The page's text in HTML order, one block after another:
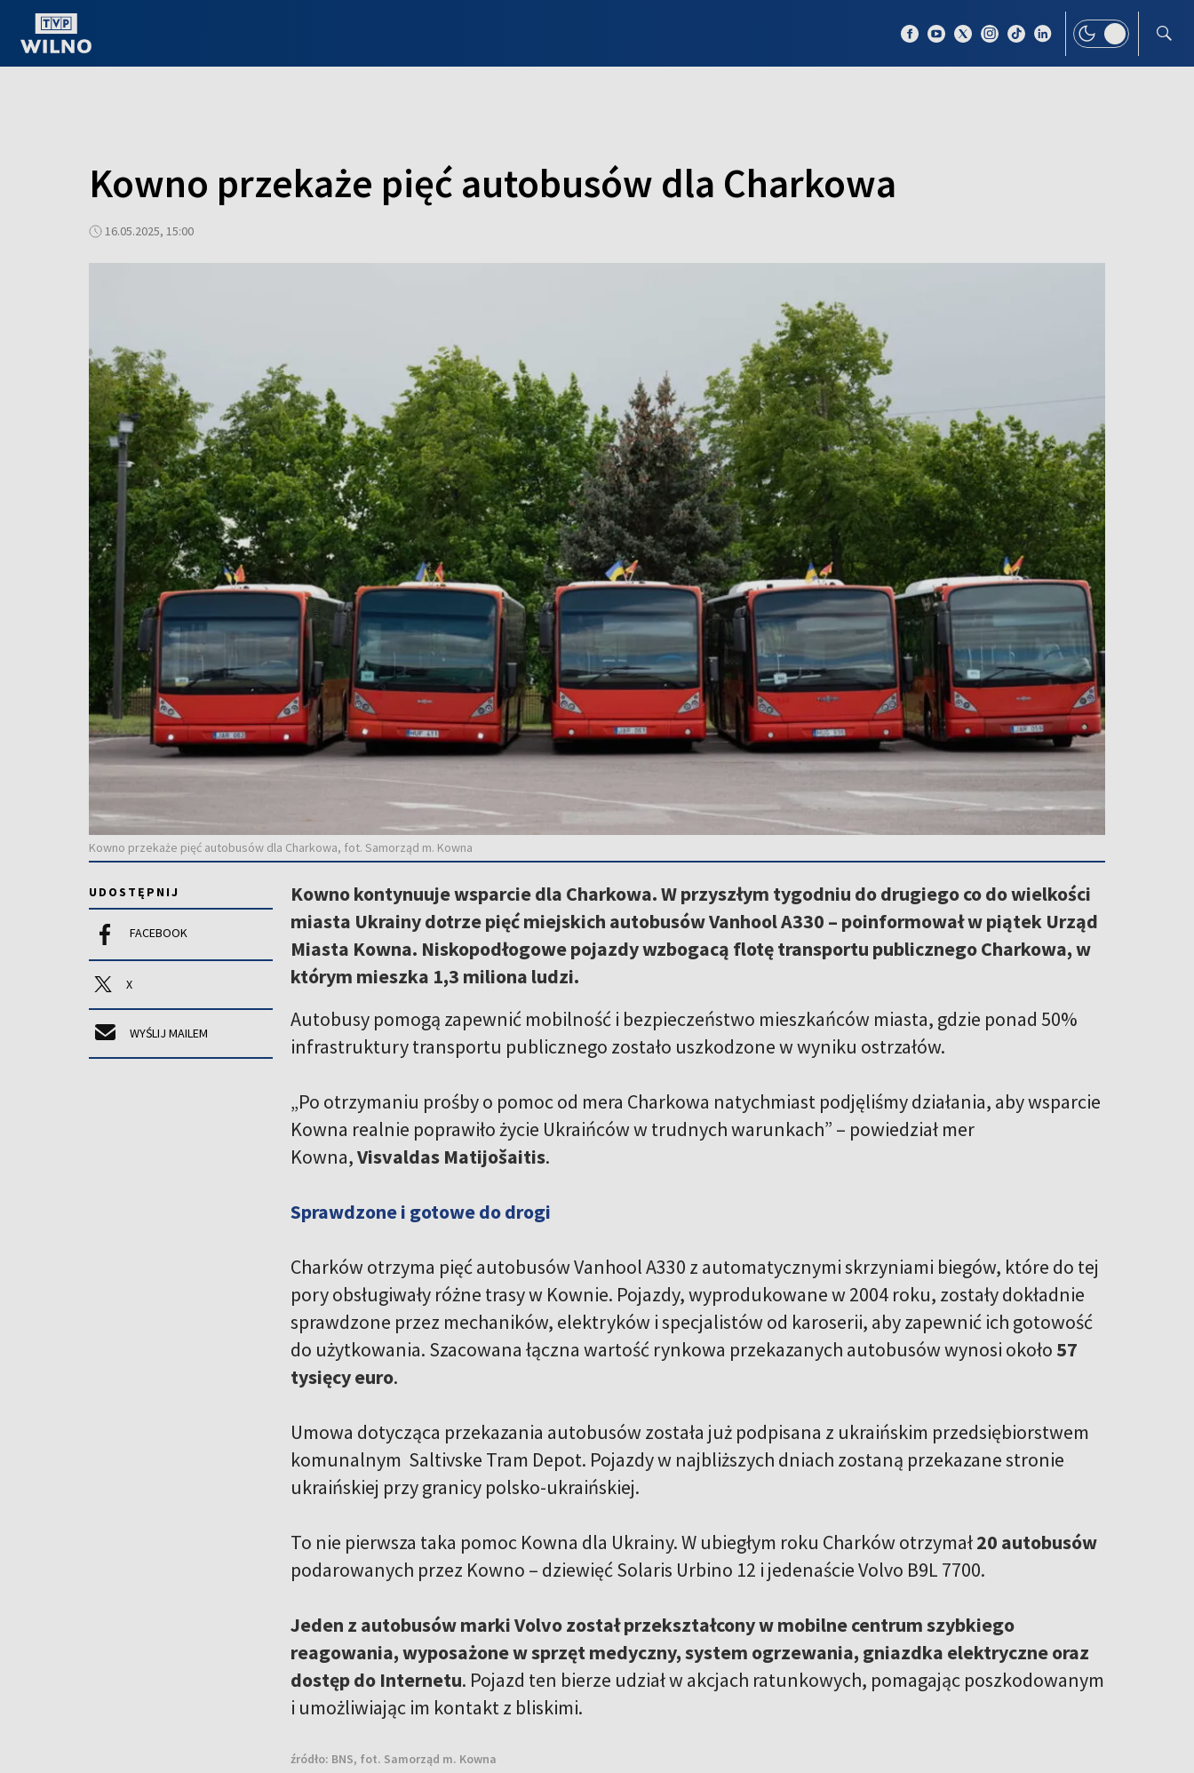
Kowno przekaże pięć autobusów dla Charkowa
16.05.2025, 15:00
Kowno przekaże pięć autobusów dla Charkowa, fot. Samorząd m. Kowna
UDOSTĘPNIJ
FACEBOOK
X
WYŚLIJ MAILEM
Kowno kontynuuje wsparcie dla Charkowa. W przyszłym tygodniu do drugiego co do wielkości
miasta Ukrainy dotrze pięć miejskich autobusów Vanhool A330 – poinformował w piątek Urząd
Miasta Kowna. Niskopodłogowe pojazdy wzbogacą flotę transportu publicznego Charkowa, w
którym mieszka 1,3 miliona ludzi.
Autobusy pomogą zapewnić mobilność i bezpieczeństwo mieszkańców miasta, gdzie ponad 50%
infrastruktury transportu publicznego zostało uszkodzone w wyniku ostrzałów.
„Po otrzymaniu prośby o pomoc od mera Charkowa natychmiast podjęliśmy działania, aby wsparcie
Kowna realnie poprawiło życie Ukraińców w trudnych warunkach” – powiedział mer
Kowna,Visvaldas Matijošaitis.
Sprawdzone i gotowe do drogi
Charków otrzyma pięć autobusów Vanhool A330 z automatycznymi skrzyniami biegów, które do tej
pory obsługiwały różne trasy w Kownie. Pojazdy, wyprodukowane w 2004 roku, zostały dokładnie
sprawdzone przez mechaników, elektryków i specjalistów od karoserii, aby zapewnić ich gotowość
do użytkowania. Szacowana łączna wartość rynkowa przekazanych autobusów wynosi około 57
tysięcy euro.
Umowa dotycząca przekazania autobusów została już podpisana z ukraińskim przedsiębiorstwem
komunalnym Saltivske Tram Depot. Pojazdy w najbliższych dniach zostaną przekazane stronie
ukraińskiej przy granicy polsko-ukraińskiej.
To nie pierwsza taka pomoc Kowna dla Ukrainy. W ubiegłym roku Charków otrzymał20 autobusów
podarowanych przez Kowno – dziewięć Solaris Urbino 12 i jedenaście Volvo B9L 7700.
Jeden z autobusów marki Volvo został przekształcony w mobilne centrum szybkiego
reagowania, wyposażone w sprzęt medyczny, system ogrzewania, gniazdka elektryczne oraz
dostęp do Internetu. Pojazd ten bierze udział w akcjach ratunkowych, pomagając poszkodowanym
i umożliwiając im kontakt z bliskimi.
źródło: BNS, fot. Samorząd m. Kowna